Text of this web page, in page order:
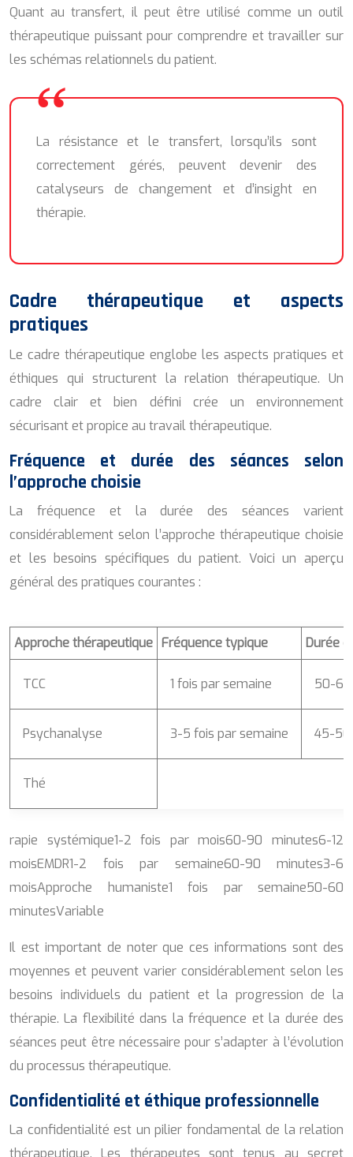
Quant au transfert, il peut être utilisé comme un outil
thérapeutique puissant pour comprendre et travailler sur
les schémas relationnels du patient.
La résistance et le transfert, lorsqu’ils sont
correctement gérés, peuvent devenir des
catalyseurs de changement et d’insight en
thérapie.
Cadre thérapeutique et aspects
pratiques
Le cadre thérapeutique englobe les aspects pratiques et
éthiques qui structurent la relation thérapeutique. Un
cadre clair et bien défini crée un environnement
sécurisant et propice au travail thérapeutique.
Fréquence et durée des séances selon
l’approche choisie
La fréquence et la durée des séances varient
considérablement selon l’approche thérapeutique choisie
et les besoins spécifiques du patient. Voici un aperçu
général des pratiques courantes :
Approche thérapeutique Fréquence typique Durée
TCC 1 fois par semaine 50-
Psychanalyse 3-5 fois par semaine 45-50
Thé
rapie systémique1-2 fois par mois60-90 minutes6-12
moisEMDR1-2 fois par semaine60-90 minutes3-6
moisApproche humaniste1 fois par semaine50-60
minutesVariable
Il est important de noter que ces informations sont des
moyennes et peuvent varier considérablement selon les
besoins individuels du patient et la progression de la
thérapie. La flexibilité dans la fréquence et la durée des
séances peut être nécessaire pour s’adapter à l’évolution
du processus thérapeutique.
Confidentialité et éthique professionnelle
La confidentialité est un pilier fondamental de la relation
thérapeutique. Les thérapeutes sont tenus au secret